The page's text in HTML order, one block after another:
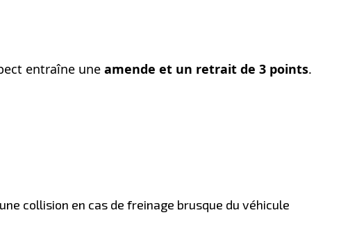
entraîne une amende et un retrait de 3 points.
collision en cas de freinage brusque du véhicule